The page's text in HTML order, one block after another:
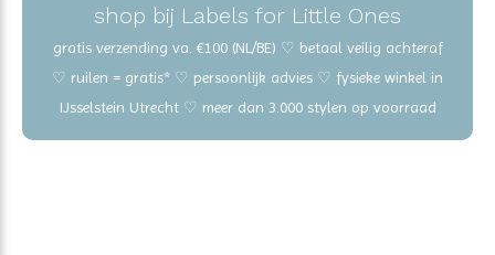
shop bij Labels for Little Ones
gratis verzending va. €100 (NL/BE) ♡ betaal veilig achteraf
♡ ruilen = gratis* ♡ persoonlijk advies ♡ fysieke winkel in
IJsselstein Utrecht ♡ meer dan 3.000 stylen op voorraad